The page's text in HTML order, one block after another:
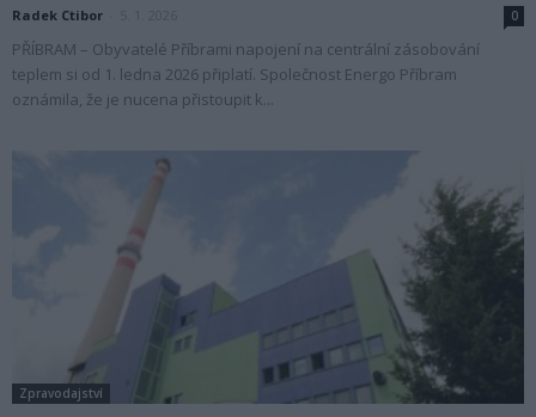
Radek Ctibor 0
PŘÍBRAM – Obyvatelé Příbrami napojení na centrální zásobování
teplem si od 1. ledna 2026 připlatí. Společnost Energo Příbram
oznámila, že je nucena přistoupit k...
Zpravodajství